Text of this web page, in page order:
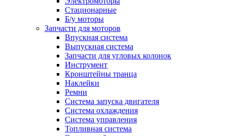
Стационарные
Б/у моторы
Запчасти для моторов
Впускная система
Выпускная система
Запчасти для угловых колонок
Инструмент
Кронштейны транца
Наклейки
Ремни
Система запуска двигателя
Система охлаждения
Система управления
Топливная система